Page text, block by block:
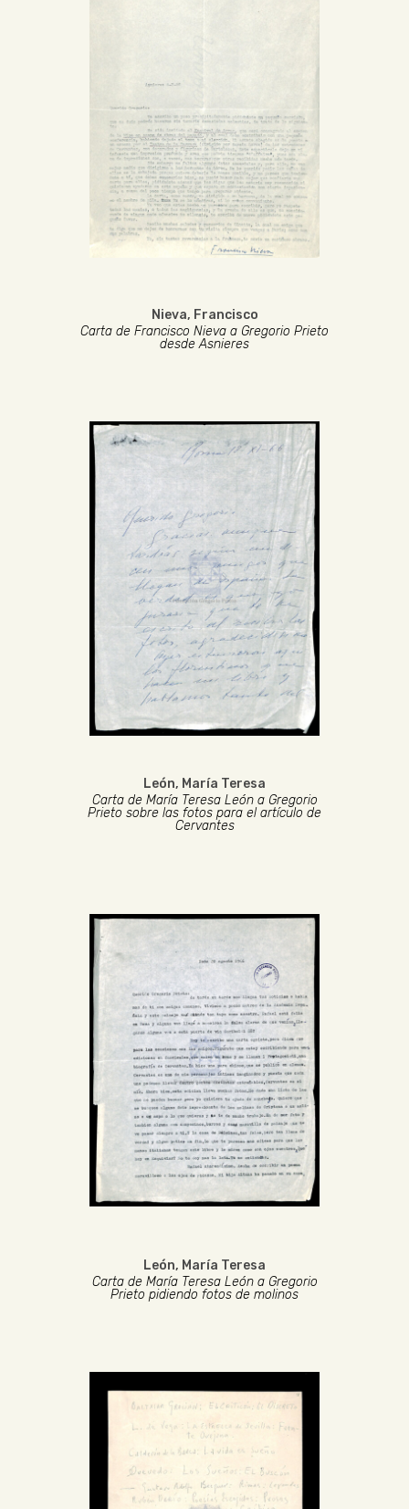
Nieva, Francisco
Carta de Francisco Nieva a Gregorio Prieto
desde Asnieres
León, María Teresa
Carta de María Teresa León a Gregorio
Prieto sobre las fotos para el artículo de
Cervantes
León, María Teresa
Carta de María Teresa León a Gregorio
Prieto pidiendo fotos de molinos